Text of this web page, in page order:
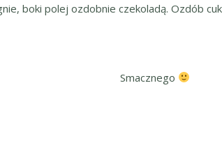
boki polej ozdobnie czekoladą. Ozdób
Smacznego